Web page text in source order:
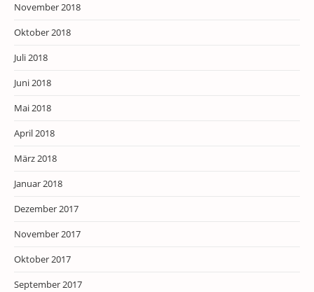
November 2018
Oktober 2018
Juli 2018
Juni 2018
Mai 2018
April 2018
März 2018
Januar 2018
Dezember 2017
November 2017
Oktober 2017
September 2017